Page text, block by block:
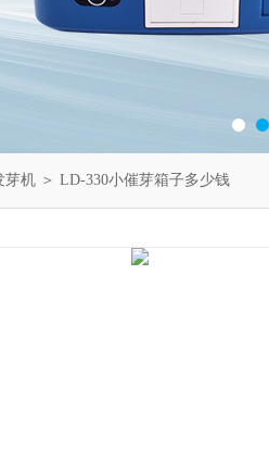
芽机 ＞ LD-330小催芽箱子多少钱